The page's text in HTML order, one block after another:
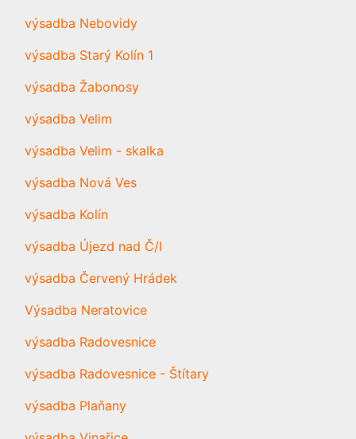
výsadba Nebovidy
výsadba Starý Kolín 1
výsadba Žabonosy
výsadba Velim
výsadba Velim - skalka
výsadba Nová Ves
výsadba Kolín
výsadba Újezd nad Č/l
výsadba Červený Hrádek
Výsadba Neratovice
výsadba Radovesnice
výsadba Radovesnice - Štítary
výsadba Plaňany